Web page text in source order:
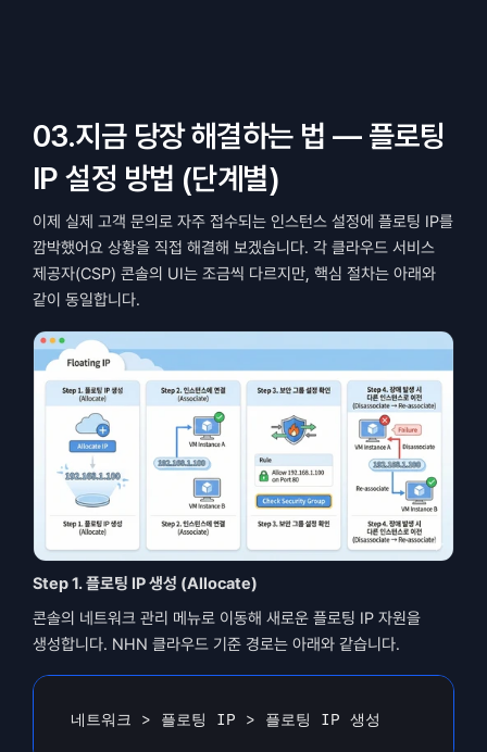
03.지금 당장 해결하는 법 — 플로팅
IP 설정 방법 (단계별)
이제 실제 고객 문의로 자주 접수되는 인스턴스 설정에 플로팅 IP를
깜박했어요 상황을 직접 해결해 보겠습니다. 각 클라우드 서비스
제공자(CSP) 콘솔의 UI는 조금씩 다르지만, 핵심 절차는 아래와
같이 동일합니다.
Step 1. 플로팅 IP 생성 (Allocate)
콘솔의 네트워크 관리 메뉴로 이동해 새로운 플로팅 IP 자원을
생성합니다. NHN 클라우드 기준 경로는 아래와 같습니다.
네트워크 > 플로팅 IP > 플로팅 IP 생성